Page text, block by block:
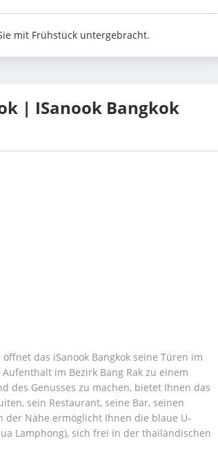
mit Frühstück untergebracht.
| ISanook Bangkok
das iSanook Bangkok seine Türen im
im Bezirk Bang Rak zu einem
des Genusses zu machen, bietet Ihnen das
sein Restaurant, seine Bar, seinen
der Nähe ermöglicht Ihnen die blaue U-
Lamphong), sich frei in der thailändischen